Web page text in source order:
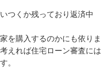
つくか残っており返済中
を購入するのかにも依りま
えれば住宅ローン審査には
。